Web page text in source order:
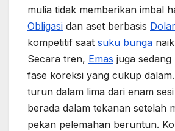
mulia tidak memberikan imbal
Obligasi dan aset berbasis Dolar
kompetitif saat suku bunga
Secara tren, Emas juga
fase koreksi yang cukup
turun dalam lima dari enam
berada dalam tekanan setelah
pekan pelemahan beruntun.